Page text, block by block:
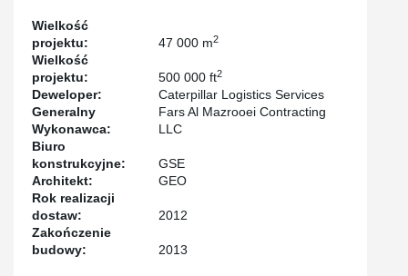
Wielkość
projektu:
47 000 m2
Wielkość
projektu:
500 000 ft2
Deweloper:
Caterpillar Logistics Services
Generalny
Wykonawca:
Fars Al Mazrooei Contracting
LLC
Biuro
konstrukcyjne:
GSE
Architekt:
GEO
Rok realizacji
dostaw:
2012
Zakończenie
budowy:
2013